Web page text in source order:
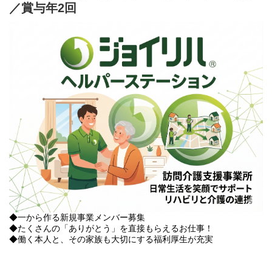
／賞与年2回
◆一から作る新規事業メンバー募集
◆たくさんの「ありがとう」を直接もらえるお仕事！
◆働く本人と、その家族も大切にする福利厚生が充実